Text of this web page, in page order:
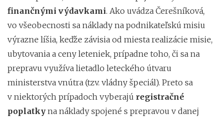
finančnými výdavkami. Ako uvádza Čerešníková,
vo všeobecnosti sa náklady na podnikateľskú misiu
výrazne líšia, keďže závisia od miesta realizácie misie,
ubytovania a ceny leteniek, prípadne toho, či sa na
prepravu využíva lietadlo leteckého útvaru
ministerstva vnútra (tzv. vládny špeciál). Preto sa
v niektorých prípadoch vyberajú registračné
poplatky na náklady spojené s prepravou v danej